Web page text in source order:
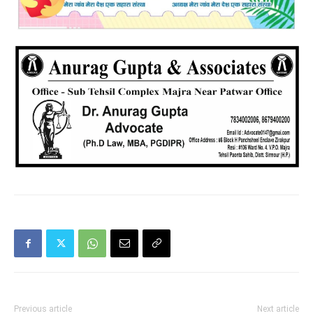
Previous article Next article